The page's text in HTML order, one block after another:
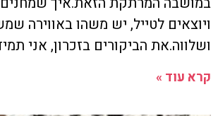
ויוצאים לטייל, יש משהו באווירה
ושלווה.את הביקורים בזכרון, אני
קרא עוד »